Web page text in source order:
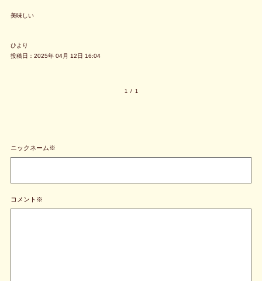
美味しい
ひより
投稿日：2025年 04月 12日 16:04
1 / 1
ニックネーム※
コメント※